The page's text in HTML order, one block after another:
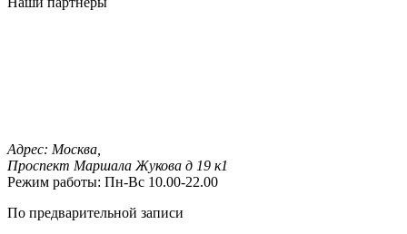
Адрес: Москва,
Проспект Маршала Жукова д 19 к1
Режим работы: Пн-Вс 10.00-22.00
По предварительной записи